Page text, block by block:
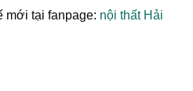
mới tại fanpage: nội thất Hải